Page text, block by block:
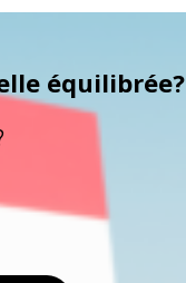
équilibrée?